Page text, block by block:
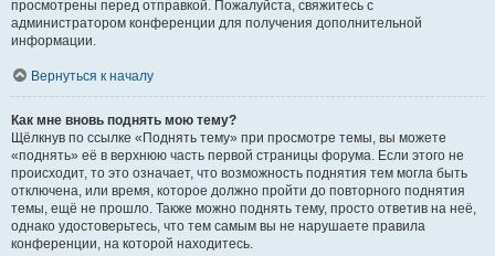
просмотрены перед отправкой. Пожалуйста, свяжитесь с
администратором конференции для получения дополнительной
информации.
Вернуться к началу
Как мне вновь поднять мою тему?
Щёлкнув по ссылке «Поднять тему» при просмотре темы, вы можете
«поднять» её в верхнюю часть первой страницы форума. Если этого не
происходит, то это означает, что возможность поднятия тем могла быть
отключена, или время, которое должно пройти до повторного поднятия
темы, ещё не прошло. Также можно поднять тему, просто ответив на неё,
однако удостоверьтесь, что тем самым вы не нарушаете правила
конференции, на которой находитесь.